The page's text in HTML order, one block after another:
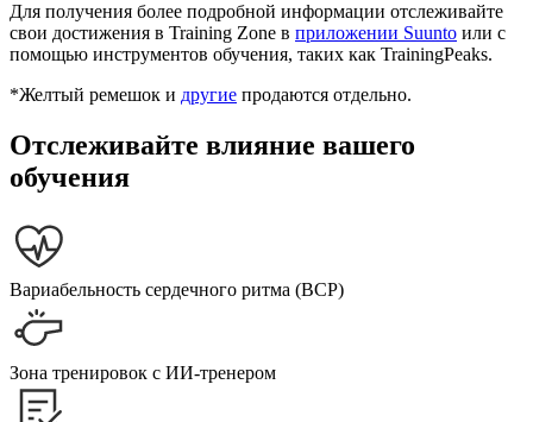
Для получения более подробной информации отслеживайте
свои достижения в Training Zone в приложении Suunto или с
помощью инструментов обучения, таких как TrainingPeaks.
*Желтый ремешок и другие продаются отдельно.
Отслеживайте влияние вашего
обучения
Вариабельность сердечного ритма (ВСР)
Зона тренировок с ИИ-тренером